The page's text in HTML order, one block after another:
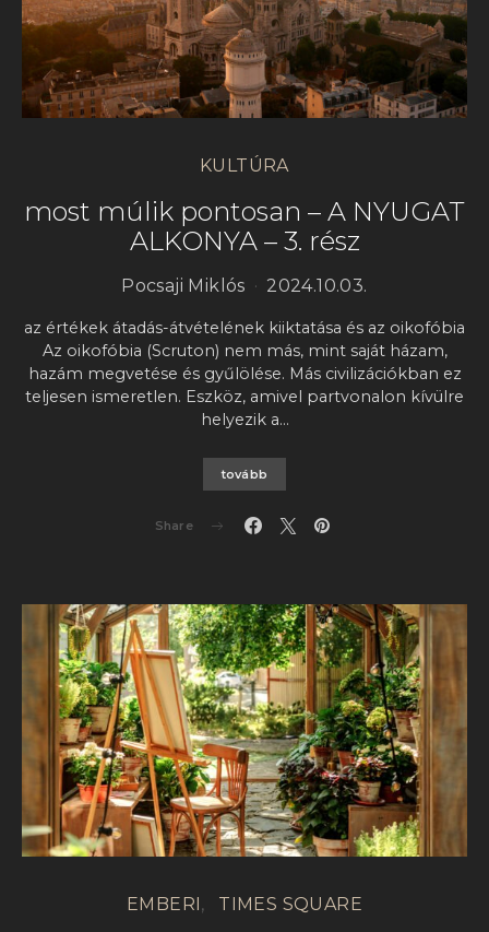
KULTÚRA
most múlik pontosan – A NYUGAT
ALKONYA – 3. rész
Pocsaji Miklós 2024.10.03.
az értékek átadás-átvételének kiiktatása és az oikofóbia
Az oikofóbia (Scruton) nem más, mint saját házam,
hazám megvetése és gyűlölése. Más civilizációkban ez
teljesen ismeretlen. Eszköz, amivel partvonalon kívülre
helyezik a…
tovább
Share
EMBERI TIMES SQUARE